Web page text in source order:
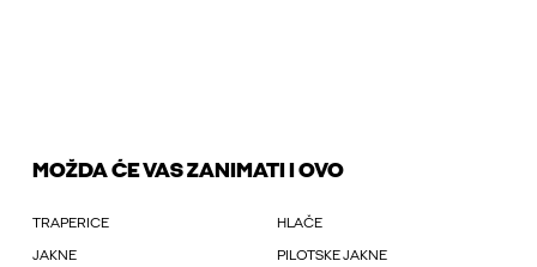
MOŽDA ĆE VAS ZANIMATI I OVO
TRAPERICE HLAČE
JAKNE PILOTSKE JAKNE